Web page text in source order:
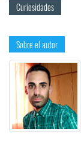
Curiosidades
Sobre el autor